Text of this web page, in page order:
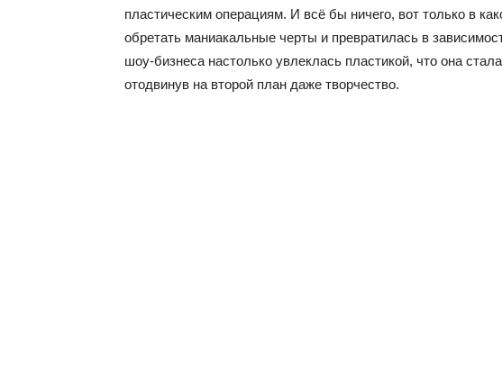
пластическим операциям. И всё бы ничего, вот только в
обретать маниакальные черты и превратилась в
шоу-бизнеса настолько увлеклась пластикой, что она
отодвинув на второй план даже творчество.